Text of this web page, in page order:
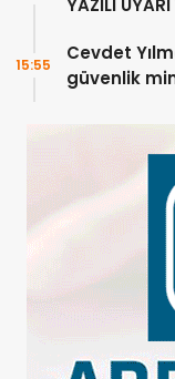
YAZILI UYARI
Cevdet
güvenlik
15:55